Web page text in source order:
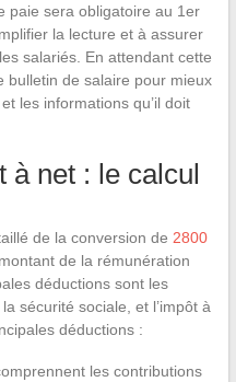
paie sera obligatoire au 1er
la lecture et à assurer
salariés. En attendant cette
bulletin de salaire pour mieux
les informations qu’il doit
à net : le calcul
de la conversion de 2800
de la rémunération
déductions sont les
sécurité sociale, et l’impôt à
déductions :
les contributions